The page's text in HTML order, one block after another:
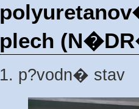
plech
1. p?vodn� stav